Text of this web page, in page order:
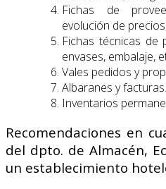
Fichas de
evolución de
Fichas técnicas de
envases, embalaje,
Vales pedidos y
Albaranes y facturas.
Inventarios
Recomendaciones en
del dpto. de Almacén,
un establecimiento